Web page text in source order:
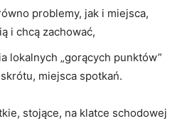
problemy, jak i miejsca,
i chcą zachować,
lokalnych „gorących punktów”
miejsca spotkań.
stojące, na klatce schodowej